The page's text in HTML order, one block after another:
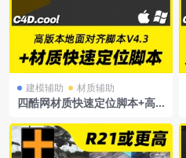
建模辅助 材质辅助
四酷网材质快速定位脚本+高
各大C4D版本